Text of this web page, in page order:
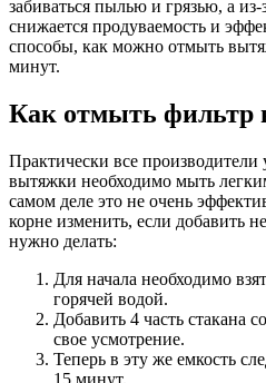
забиваться пылью и грязью, а из-
снижается продуваемость и
способы, как можно отмыть
минут.
Как отмыть фильтр
Практически все производители
вытяжки необходимо мыть
самом деле это не очень
корне изменить, если добавить
нужно делать:
Для начала необходимо
горячей водой.
Добавить 4 часть стакана
свое усмотрение.
Теперь в эту же емкость
15 минут.